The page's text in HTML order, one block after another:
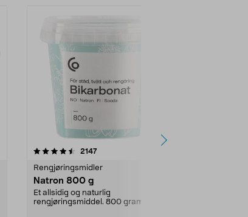
2147anmeldelser
Rengjøringsmidler
Natron 800 g
Et allsidig og naturlig
rengjøringsmiddel. 800 gram
4.0av 5 stjerner